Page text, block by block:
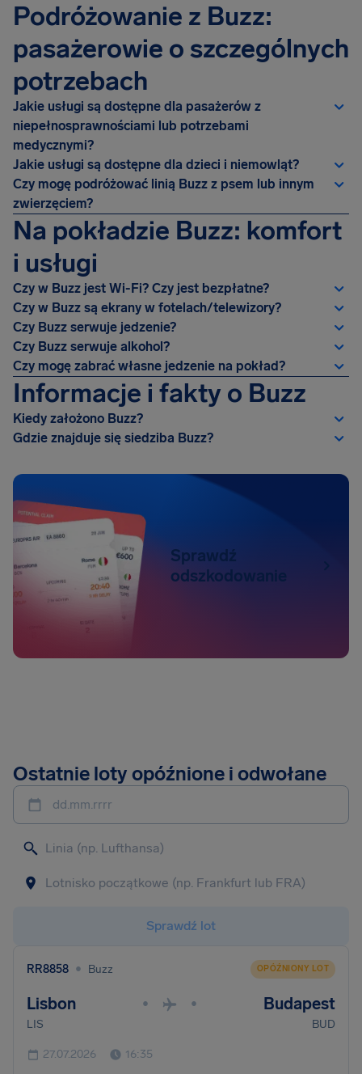
Podróżowanie z Buzz:
pasażerowie o szczególnych
potrzebach
Jakie usługi są dostępne dla pasażerów z
niepełnosprawnościami lub potrzebami
medycznymi?
Jakie usługi są dostępne dla dzieci i niemowląt?
Czy mogę podróżować linią Buzz z psem lub innym
zwierzęciem?
Na pokładzie Buzz: komfort
i usługi
Czy w Buzz jest Wi-Fi? Czy jest bezpłatne?
Czy w Buzz są ekrany w fotelach/telewizory?
Czy Buzz serwuje jedzenie?
Czy Buzz serwuje alkohol?
Czy mogę zabrać własne jedzenie na pokład?
Informacje i fakty o Buzz
Kiedy założono Buzz?
Gdzie znajduje się siedziba Buzz?
Sprawdź
odszkodowanie
Ostatnie loty opóźnione i odwołane
dd.mm.rrrr
Sprawdź lot
RR8858 • Buzz OPÓŹNIONY LOT
Lisbon • • Budapest
LIS BUD
27.07.2026 16:35